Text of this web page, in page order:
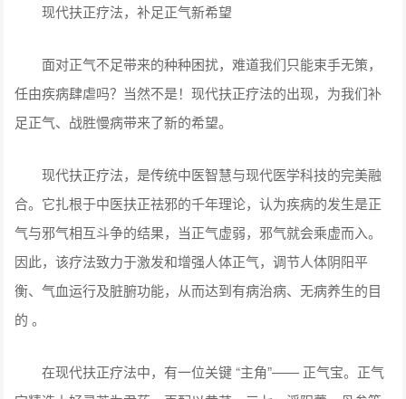
现代扶正疗法，补足正气新希望
面对正气不足带来的种种困扰，难道我们只能束手无策，
任由疾病肆虐吗？当然不是！现代扶正疗法的出现，为我们补
足正气、战胜慢病带来了新的希望。
现代扶正疗法，是传统中医智慧与现代医学科技的完美融
合。它扎根于中医扶正祛邪的千年理论，认为疾病的发生是正
气与邪气相互斗争的结果，当正气虚弱，邪气就会乘虚而入。
因此，该疗法致力于激发和增强人体正气，调节人体阴阳平
衡、气血运行及脏腑功能，从而达到有病治病、无病养生的目
的 。
在现代扶正疗法中，有一位关键 “主角”—— 正气宝。正气